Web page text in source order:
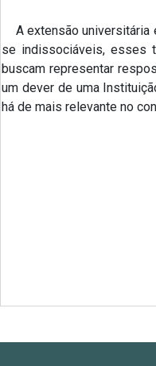
A extensão
se indissociáveis, esses
buscam representar
um dever de uma
há de mais relevante no